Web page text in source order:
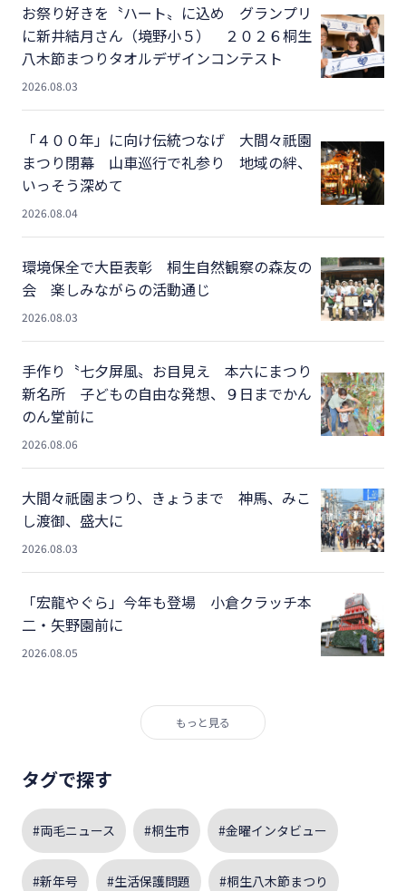
お祭り好きを〝ハート〟に込め グランプリ
に新井結月さん（境野小５） ２０２６桐生
八木節まつりタオルデザインコンテスト
2026.08.03
「４００年」に向け伝統つなげ 大間々祇園
まつり閉幕 山車巡行で礼参り 地域の絆、
いっそう深めて
2026.08.04
環境保全で大臣表彰 桐生自然観察の森友の
会 楽しみながらの活動通じ
2026.08.03
手作り〝七夕屏風〟お目見え 本六にまつり
新名所 子どもの自由な発想、９日までかん
のん堂前に
2026.08.06
大間々祇園まつり、きょうまで 神馬、みこ
し渡御、盛大に
2026.08.03
「宏龍やぐら」今年も登場 小倉クラッチ本
二・矢野園前に
2026.08.05
もっと見る
タグで探す
#両毛ニュース #桐生市 #金曜インタビュー
#新年号 #生活保護問題 #桐生八木節まつり